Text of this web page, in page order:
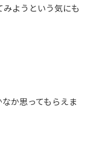
ようという気にも
か思ってもらえま